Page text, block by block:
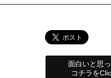
面白いと思
コチラを